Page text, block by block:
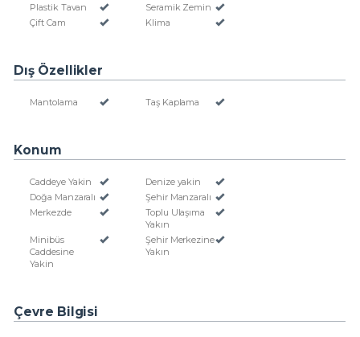
Plastik Tavan
Seramik Zemin
Çift Cam
Klima
Dış Özellikler
Mantolama Taş Kaplama
Konum
Caddeye Yakin
Denize yakin
Doğa Manzaralı
Şehir Manzaralı
Merkezde
Toplu Ulaşıma
Yakın
Minibüs
Caddesine
Yakin
Şehir Merkezine
Yakın
Çevre Bilgisi